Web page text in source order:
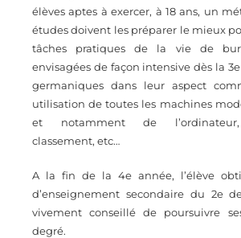
élèves aptes à exercer, à 18 ans, un
études doivent les préparer le mieux
tâches pratiques de la vie de
envisagées de façon intensive dès la
germaniques dans leur aspect
utilisation de toutes les machines
et notamment de l’ordinateur,
classement, etc…
A la fin de la 4e année, l’élève
d’enseignement secondaire du 2e
vivement conseillé de poursuivre
degré.